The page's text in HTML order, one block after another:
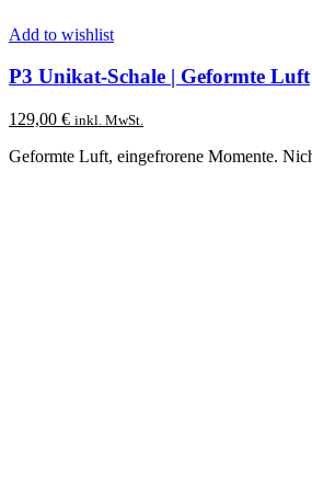
Add to wishlist
P3 Unikat-Schale | Geformte Luft
129,00 € inkl. MwSt.
Geformte Luft, eingefrorene Momente.